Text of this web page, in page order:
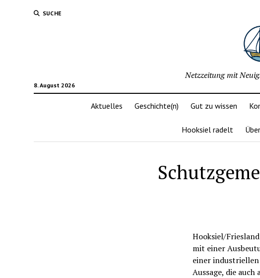
SUCHE
8. August 2026
Netzzeitung mit
Aktuelles Geschichte(n) Gut zu wissen
Hooksiel radelt
Hooksiel/
mit einer
einer
Aussage, die